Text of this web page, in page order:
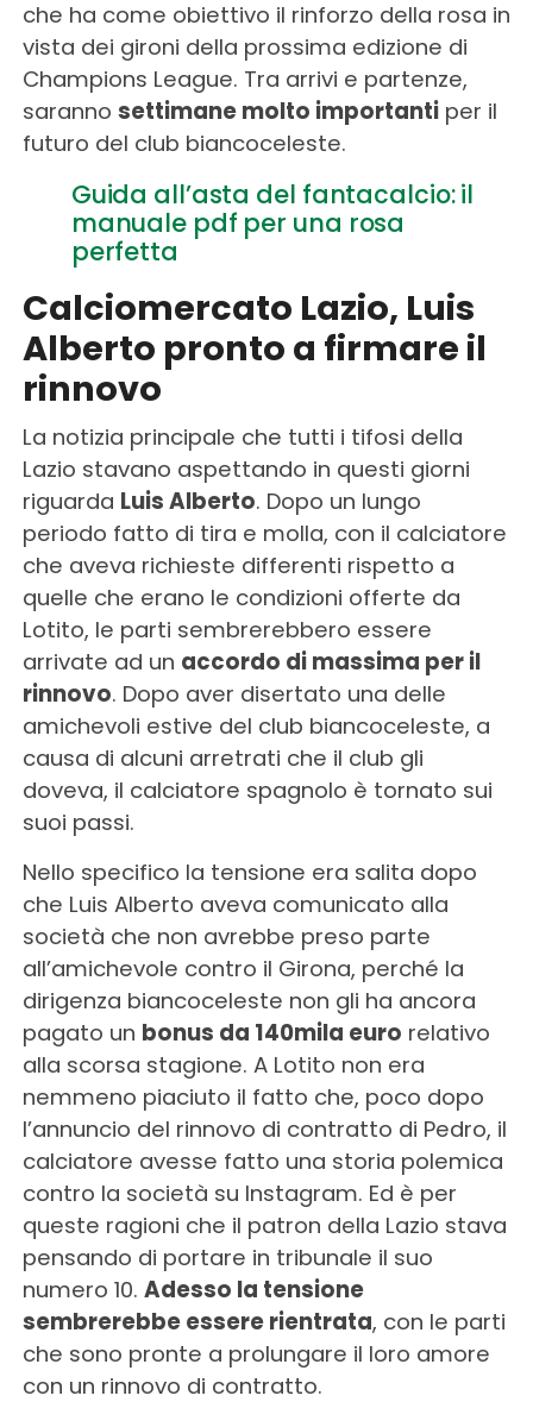
che ha come obiettivo il rinforzo della rosa in
vista dei gironi della prossima edizione di
Champions League. Tra arrivi e partenze,
saranno settimane molto importantiper il
futuro del club biancoceleste.
Guida all’asta del fantacalcio: il
manuale pdf per una rosa
perfetta
Calciomercato Lazio, Luis
Alberto pronto a firmare il
rinnovo
La notizia principale che tutti i tifosi della
Lazio stavano aspettando in questi giorni
riguarda Luis Alberto. Dopo un lungo
periodo fatto di tira e molla, con il calciatore
che aveva richieste differenti rispetto a
quelle che erano le condizioni offerte da
Lotito, le parti sembrerebbero essere
arrivate ad un accordo di massima per il
rinnovo. Dopo aver disertato una delle
amichevoli estive del club biancoceleste, a
causa di alcuni arretrati che il club gli
doveva, il calciatore spagnolo è tornato sui
suoi passi.
Nello specifico la tensione era salita dopo
che Luis Alberto aveva comunicato alla
società che non avrebbe preso parte
all’amichevole contro il Girona, perché la
dirigenza biancoceleste non gli ha ancora
pagato un bonus da 140mila euro relativo
alla scorsa stagione. A Lotito non era
nemmeno piaciuto il fatto che, poco dopo
l’annuncio del rinnovo di contratto di Pedro, il
calciatore avesse fatto una storia polemica
contro la società su Instagram. Ed è per
queste ragioni che il patron della Lazio stava
pensando di portare in tribunale il suo
numero 10. Adesso la tensione
sembrerebbe essere rientrata, con le parti
che sono pronte a prolungare il loro amore
con un rinnovo di contratto.